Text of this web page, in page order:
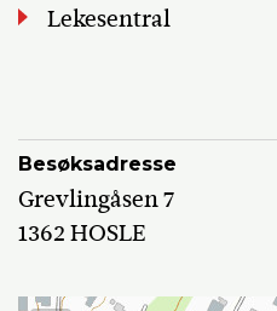
Lekesentral
Besøksadresse
Grevlingåsen 7
1362 HOSLE